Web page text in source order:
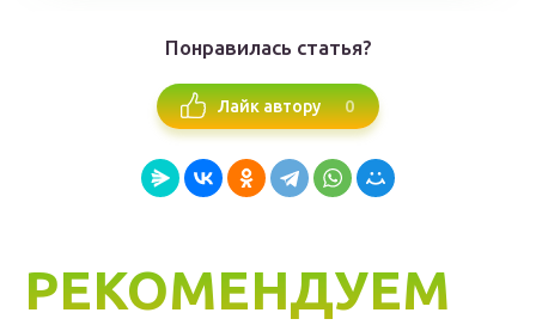
Понравилась статья?
Лайк автору 0
РЕКОМЕНДУЕМ